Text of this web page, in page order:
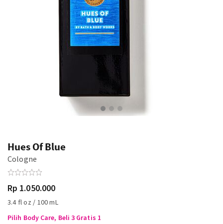
Hues Of Blue
Cologne
Rp 1.050.000
3.4 fl oz / 100 mL
Pilih Body Care, Beli 3 Gratis 1